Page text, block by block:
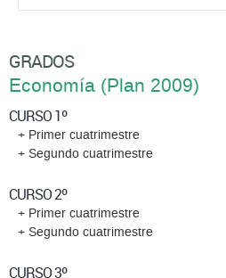
GRADOS
Economía (Plan 2009)
CURSO 1º
+ Primer cuatrimestre
+ Segundo cuatrimestre
CURSO 2º
+ Primer cuatrimestre
+ Segundo cuatrimestre
CURSO 3º